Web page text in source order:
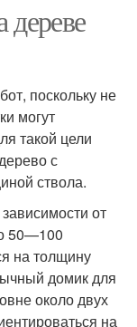
дереве
поскольку не
могут
такой цели
с
ствола.
от
50—100
на толщину
домик для
около двух
на